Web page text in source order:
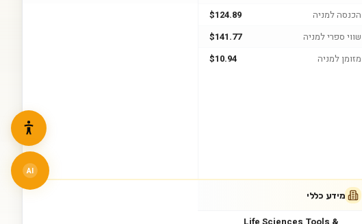
הכנסה למניה
$124.89
שווי ספרי למניה
$141.77
מזומן למניה
$10.94
מידע כללי
AI